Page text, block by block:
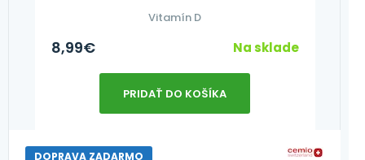
Vitamín D
8,99€ Na sklade
PRIDAŤ DO KOŠÍKA
DOPRAVA ZADARMO